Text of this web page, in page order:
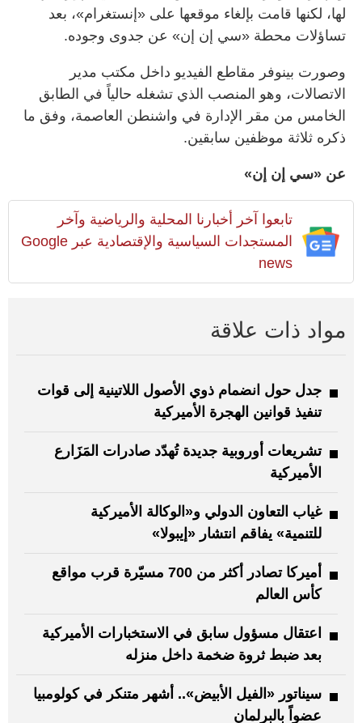
لها، لكنها قامت بإلغاء موقعها على «إنستغرام»، بعد
تساؤلات محطة «سي إن إن» عن جدوى وجوده.
وصورت بينوفر مقاطع الفيديو داخل مكتب مدير
الاتصالات، وهو المنصب الذي تشغله حالياً في الطابق
الخامس من مقر الإدارة في واشنطن العاصمة، وفق ما
ذكره ثلاثة موظفين سابقين.
عن «سي إن إن»
تابعوا آخر أخبارنا المحلية والرياضية وآخر
المستجدات السياسية والإقتصادية عبر Google
news
مواد ذات علاقة
جدل حول انضمام ذوي الأصول اللاتينية إلى قوات
تنفيذ قوانين الهجرة الأميركية
تشريعات أوروبية جديدة تُهدّد صادرات المَزَارع
الأميركية
غياب التعاون الدولي و«الوكالة الأميركية
للتنمية» يفاقم انتشار «إيبولا»
أميركا تصادر أكثر من 700 مسيّرة قرب مواقع
كأس العالم
اعتقال مسؤول سابق في الاستخبارات الأميركية
بعد ضبط ثروة ضخمة داخل منزله
سيناتور «الفيل الأبيض».. أشهر متنكر في كولومبيا
عضواً بالبرلمان